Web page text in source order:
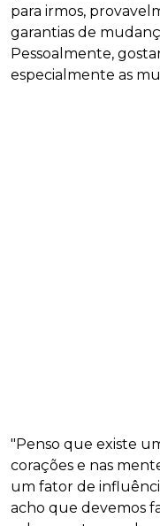
para irmos,
garantias de
Pessoalmente,
especialmente as
"Penso que existe
corações e nas
um fator de
acho que devemos